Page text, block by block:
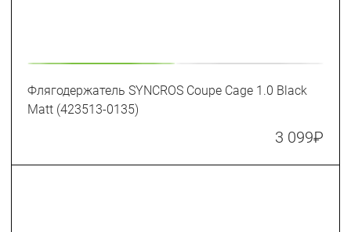
Флягодержатель SYNCROS Coupe Cage 1.0 Black
Matt (423513-0135)
3 099₽